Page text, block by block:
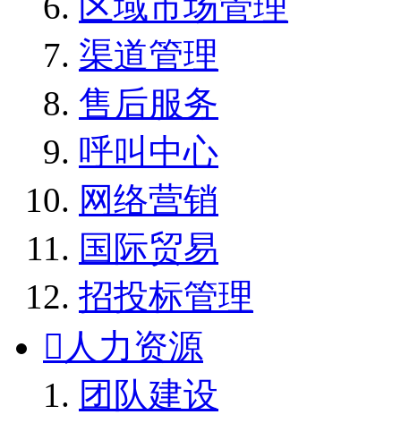
渠道管理
售后服务
呼叫中心
网络营销
国际贸易
招投标管理
 人力资源
团队建设